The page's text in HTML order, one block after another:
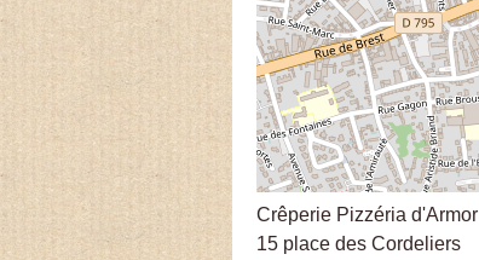
Crêperie Pizzéria d'Armor
15 place des Cordeliers